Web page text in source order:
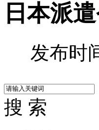
日本派
发布时
搜 索